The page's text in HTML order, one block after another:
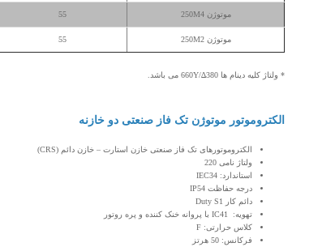
موتوژن 250M4 55
موتوژن 250M2 55
* ولتاژ کلیه دینام ها 380∆/660Y می باشد.
الکتروموتور موتوژن تک فاز صنعتی دو خازنه
الکتروموتورهای تک فاز صنعتی خازن استارت – خازن دائم (CRS)
ولتاژ نامی 220
استاندارد: IEC34
درجه حفاظت IP54
دائم کار Duty S1
تهویه: IC41 با پروانه خنک کننده و پره روتور
کلاس حرارتی: F
فرکانس: 50 هرتز